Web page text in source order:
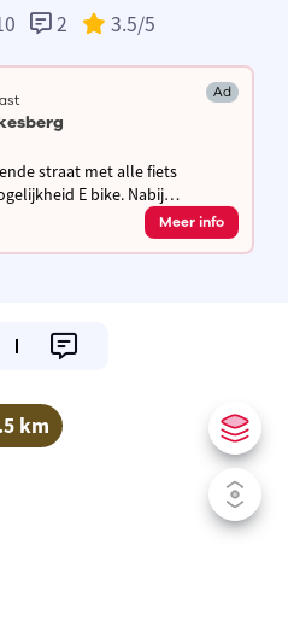
2 3.5/5
Ad
straat met alle fiets
Meer info
km